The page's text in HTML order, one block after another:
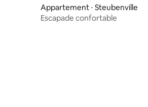
Appartement ⋅ Steubenville
Escapade confortable